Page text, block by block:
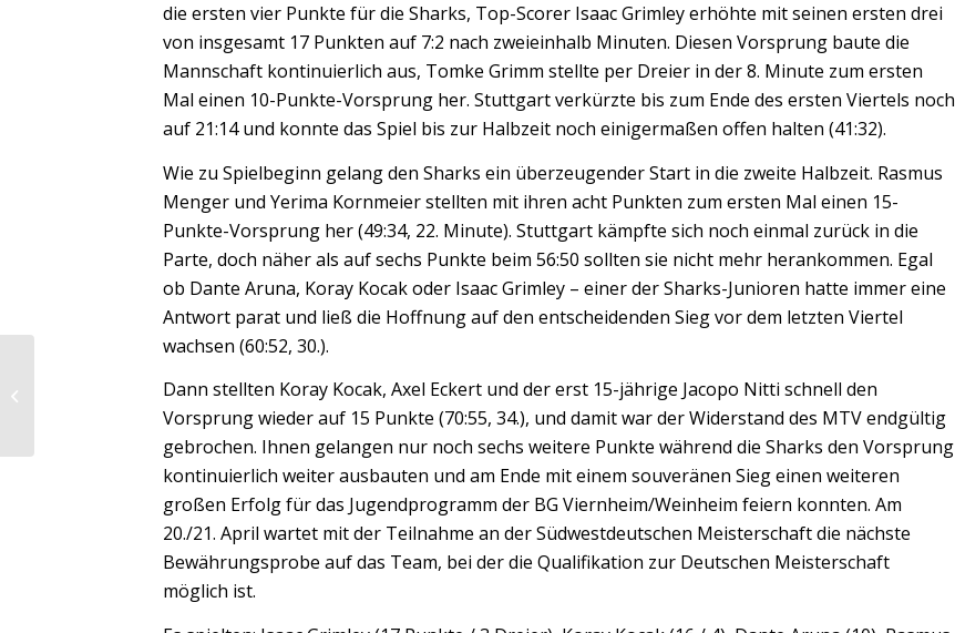
die ersten vier Punkte für die Sharks, Top-Scorer Isaac Grimley erhöhte mit seinen ersten drei
von insgesamt 17 Punkten auf 7:2 nach zweieinhalb Minuten. Diesen Vorsprung baute die
Mannschaft kontinuierlich aus, Tomke Grimm stellte per Dreier in der 8. Minute zum ersten
Mal einen 10-Punkte-Vorsprung her. Stuttgart verkürzte bis zum Ende des ersten Viertels noch
auf 21:14 und konnte das Spiel bis zur Halbzeit noch einigermaßen offen halten (41:32).
Wie zu Spielbeginn gelang den Sharks ein überzeugender Start in die zweite Halbzeit. Rasmus
Menger und Yerima Kornmeier stellten mit ihren acht Punkten zum ersten Mal einen 15-
Punkte-Vorsprung her (49:34, 22. Minute). Stuttgart kämpfte sich noch einmal zurück in die
Parte, doch näher als auf sechs Punkte beim 56:50 sollten sie nicht mehr herankommen. Egal
ob Dante Aruna, Koray Kocak oder Isaac Grimley – einer der Sharks-Junioren hatte immer eine
Antwort parat und ließ die Hoffnung auf den entscheidenden Sieg vor dem letzten Viertel
wachsen (60:52, 30.).
Dann stellten Koray Kocak, Axel Eckert und der erst 15-jährige Jacopo Nitti schnell den
Vorsprung wieder auf 15 Punkte (70:55, 34.), und damit war der Widerstand des MTV endgültig
gebrochen. Ihnen gelangen nur noch sechs weitere Punkte während die Sharks den Vorsprung
kontinuierlich weiter ausbauten und am Ende mit einem souveränen Sieg einen weiteren
großen Erfolg für das Jugendprogramm der BG Viernheim/Weinheim feiern konnten. Am
20./21. April wartet mit der Teilnahme an der Südwestdeutschen Meisterschaft die nächste
Bewährungsprobe auf das Team, bei der die Qualifikation zur Deutschen Meisterschaft
möglich ist.